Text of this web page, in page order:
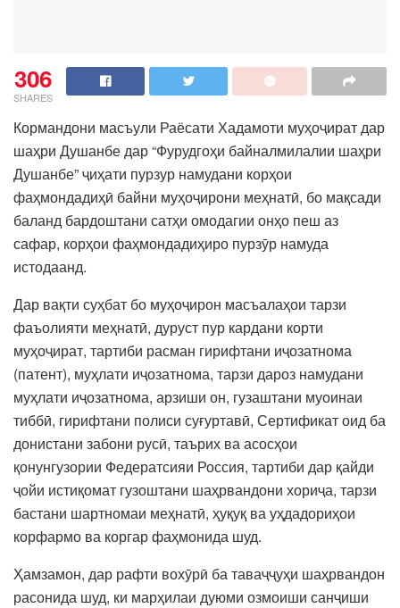
306
SHARES
Кормандони масъули Раёсати Хадамоти муҳоҷират дар
шаҳри Душанбе дар “Фурудгоҳи байналмилалии шаҳри
Душанбе” ҷиҳати пурзур намудани корҳои
фаҳмондадиҳӣ байни муҳоҷирони меҳнатӣ, бо мақсади
баланд бардоштани сатҳи омодагии онҳо пеш аз
сафар, корҳои фаҳмондадиҳиро пурзӯр намуда
истодаанд.
Дар вақти суҳбат бо муҳоҷирон масъалаҳои тарзи
фаъолияти меҳнатӣ, дуруст пур кардани корти
муҳоҷират, тартиби расман гирифтани иҷозатнома
(патент), муҳлати иҷозатнома, тарзи дароз намудани
муҳлати иҷозатнома, арзиши он, гузаштани муоинаи
тиббӣ, гирифтани полиси суғуртавӣ, Сертификат оид ба
донистани забони русӣ, таърих ва асосҳои
қонунгузории Федератсияи Россия, тартиби дар қайди
ҷойи истиқомат гузоштани шаҳрвандони хориҷа, тарзи
бастани шартномаи меҳнатӣ, ҳуқуқ ва уҳдадориҳои
корфармо ва коргар фаҳмонида шуд.
Ҳамзамон, дар рафти вохӯрӣ ба таваҷҷуҳи шаҳрвандон
расонида шуд, ки марҳилаи дуюми озмоиши санҷиши